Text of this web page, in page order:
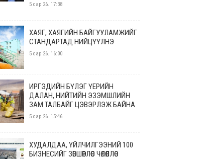
5 сар 26. 17:38
ХАЯГ, ХАЯГИЙН БАЙГУУЛАМЖИЙГ
СТАНДАРТАД НИЙЦҮҮЛНЭ
5 сар 26. 16:00
ИРГЭДИЙН БҮЛЭГ ҮЕРИЙН
ДАЛАН, НИЙТИЙН ЭЗЭМШЛИЙН
ЗАМ ТАЛБАЙГ ЦЭВЭРЛЭЖ БАЙНА
5 сар 26. 15:46
ХУДАЛДАА, ҮЙЛЧИЛГЭЭНИЙ 100
БИЗНЕСИЙГ ЗӨВШӨӨРЛӨӨС ЧӨЛӨӨЛЛӨӨ